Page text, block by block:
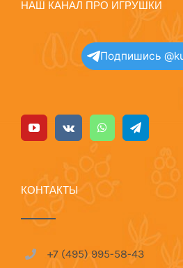
НАШ КАНАЛ ПРО ИГРУШКИ
Подпишись
КОНТАКТЫ
+7 (495) 995-58-43